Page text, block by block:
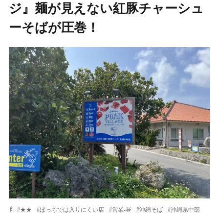
ジ』麺が見えない紅豚チャーシュ
ーそばが圧巻！
#★★ #ぼっちでは入りにくい店 #営業-昼 #沖縄そば #沖縄県中部